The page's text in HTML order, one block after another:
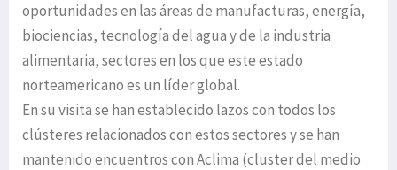
oportunidades en las áreas de manufacturas, energía,
biociencias, tecnología del agua y de la industria
alimentaria, sectores en los que este estado
norteamericano es un líder global.
En su visita se han establecido lazos con todos los
clústeres relacionados con estos sectores y se han
mantenido encuentros con Aclima (cluster del medio